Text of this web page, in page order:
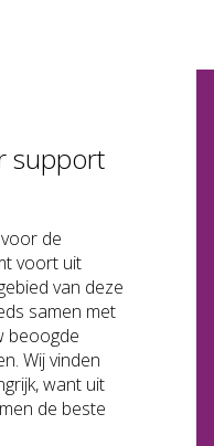
support
de
voort uit
van deze
samen met
beoogde
Wij vinden
want uit
de beste